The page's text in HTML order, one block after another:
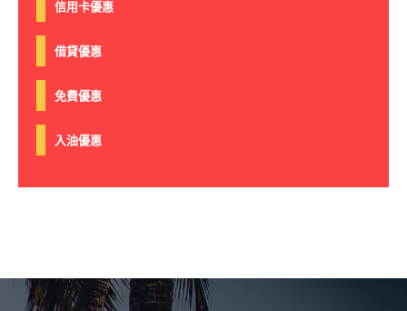
信用卡優惠
借貸優惠
免費優惠
入油優惠